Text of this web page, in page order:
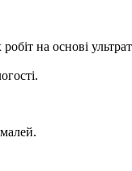
на основі